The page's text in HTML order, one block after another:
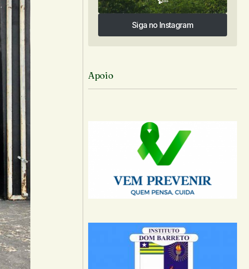
Siga no Instagram
Siga no Instagram
Apoio